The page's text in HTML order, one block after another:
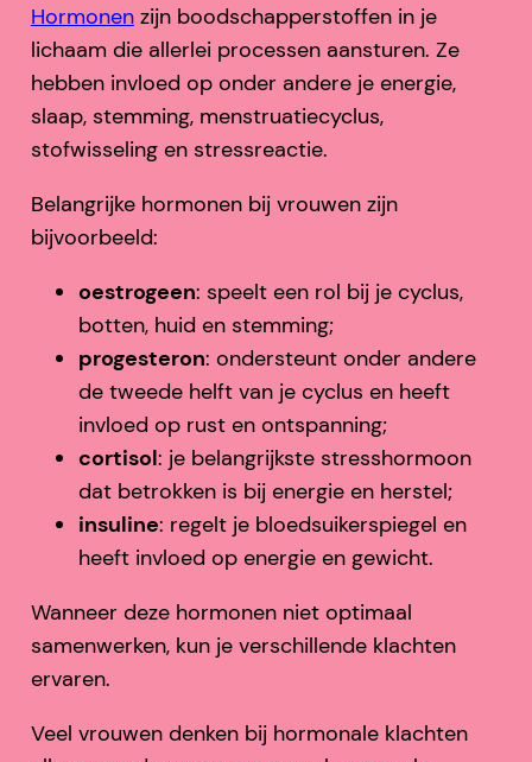
Hormonenzijn boodschapperstoffen in je
lichaam die allerlei processen aansturen. Ze
hebben invloed op onder andere je energie,
slaap, stemming, menstruatiecyclus,
stofwisseling en stressreactie.
Belangrijke hormonen bij vrouwen zijn
bijvoorbeeld:
oestrogeen: speelt een rol bij je cyclus,
botten, huid en stemming;
progesteron: ondersteunt onder andere
de tweede helft van je cyclus en heeft
invloed op rust en ontspanning;
cortisol: je belangrijkste stresshormoon
dat betrokken is bij energie en herstel;
insuline: regelt je bloedsuikerspiegel en
heeft invloed op energie en gewicht.
Wanneer deze hormonen niet optimaal
samenwerken, kun je verschillende klachten
ervaren.
Veel vrouwen denken bij hormonale klachten